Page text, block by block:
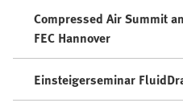
Compressed Air Summit
FEC Hannover
Einsteigerseminar